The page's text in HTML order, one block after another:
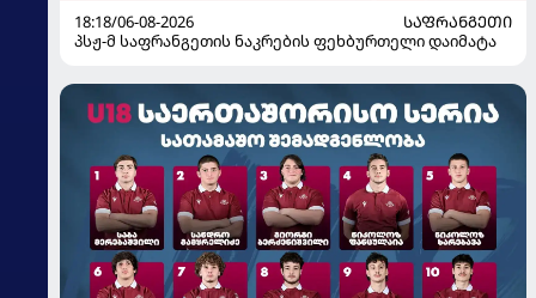
18:18/06-08-2026
ᲡᲐᲤᲠᲐᲜᲒᲔᲗᲘ
პსჟ-მ საფრანგეთის ნაკრების ფეხბურთელი დაიმატა